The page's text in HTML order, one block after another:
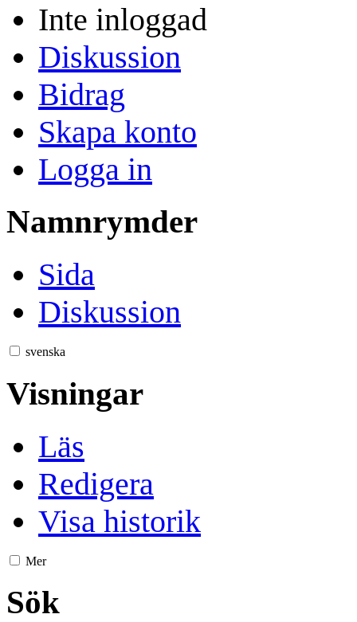
Inte inloggad
Diskussion
Bidrag
Skapa konto
Logga in
Namnrymder
Sida
Diskussion
svenska
Visningar
Läs
Redigera
Visa historik
Mer
Sök